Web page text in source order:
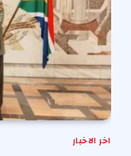
اخر الاخبار